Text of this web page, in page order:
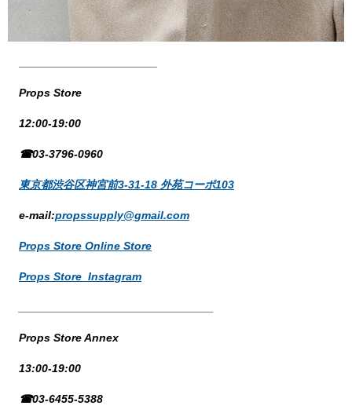
Props Store
12:00-19:00
☎03-3796-0960
東京都渋谷区神宮前3-31-18 外苑コーポ103
e-mail:propssupply@gmail.com
Props Store Online Store
Props Store Instagram
Props Store Annex
13:00-19:00
☎03-6455-5388